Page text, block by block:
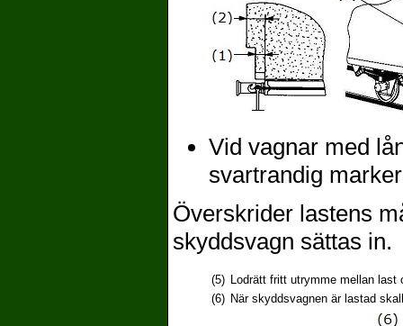
Vid vagnar med
svartrandig
Överskrider lastens
skyddsvagn sättas in.
(5) Lodrätt fritt utrymme mellan
(6) När skyddsvagnen är lastad